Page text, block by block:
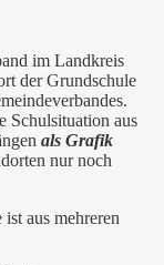
im Landkreis
der Grundschule
Schulsituation aus
als Grafik
nur noch
aus mehreren